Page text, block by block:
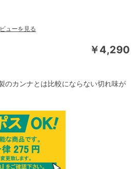
ューを見る
￥4,290
のカンナとは比較にならない切れ味が